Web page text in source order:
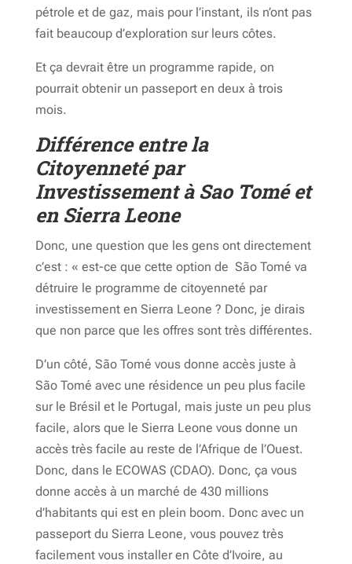
pétrole et de gaz, mais pour l’instant, ils n’ont pas
fait beaucoup d’exploration sur leurs côtes.
Et ça devrait être un programme rapide, on
pourrait obtenir un passeport en deux à trois
mois.
Différence entre la
Citoyenneté par
Investissement à Sao Tomé et
en Sierra Leone
Donc, une question que les gens ont directement
c’est : « est-ce que cette option de São Tomé va
détruire le programme de citoyenneté par
investissement en Sierra Leone ? Donc, je dirais
que non parce que les offres sont très différentes.
D’un côté, São Tomé vous donne accès juste à
São Tomé avec une résidence un peu plus facile
sur le Brésil et le Portugal, mais juste un peu plus
facile, alors que le Sierra Leone vous donne un
accès très facile au reste de l’Afrique de l’Ouest.
Donc, dans le ECOWAS (CDAO). Donc, ça vous
donne accès à un marché de 430 millions
d’habitants qui est en plein boom. Donc avec un
passeport du Sierra Leone, vous pouvez très
facilement vous installer en Côte d’Ivoire, au